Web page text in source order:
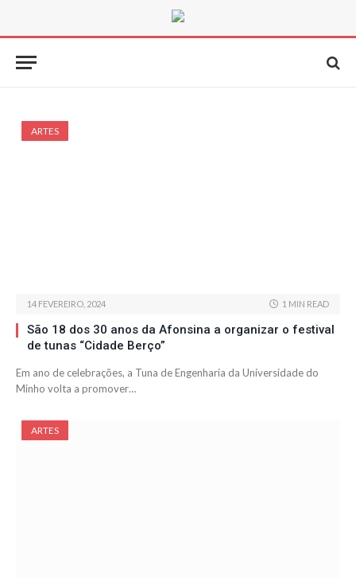
ARTES
14 FEVEREIRO, 2024 1 MIN READ
São 18 dos 30 anos da Afonsina a organizar o festival
de tunas “Cidade Berço”
Em ano de celebrações, a Tuna de Engenharia da Universidade do
Minho volta a promover…
ARTES